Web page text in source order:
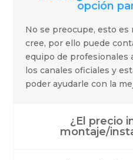
opción
No se preocupe, esto es
cree, por ello puede
equipo de profesionales
los canales oficiales y
poder ayudarle con la
¿El precio
montaje/